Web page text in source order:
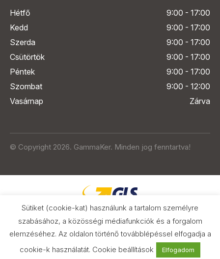
Hétfő
9:00 - 17:00
Kedd
9:00 - 17:00
Szerda
9:00 - 17:00
Csütörtök
9:00 - 17:00
Péntek
9:00 - 17:00
Szombat
9:00 - 12:00
Vasárnap
Zárva
© Copyright 2026. GammaKer. Minden jog fenntartva!
Árak és paraméterek összehasonlítása
Sütiket (cookie-kat) használunk a tartalom személyre
szabásához, a közösségi médiafunkciók és a forgalom
elemzéséhez. Az oldalon történő továbblépéssel elfogadja a
cookie-k használatát. Cookie beállítások Elfogadom